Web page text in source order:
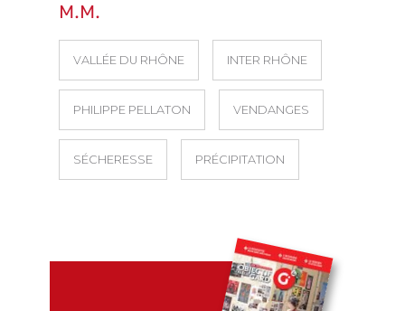
M.M.
VALLÉE DU RHÔNE INTER RHÔNE
PHILIPPE PELLATON VENDANGES
SÉCHERESSE PRÉCIPITATION